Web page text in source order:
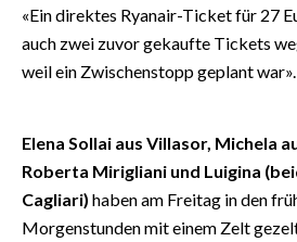
PUBBLICITÀ
«Ein direktes Ryanair-Ticket für 27
auch zwei zuvor gekaufte Tickets
weil ein Zwischenstopp geplant war».
Elena Sollai aus Villasor, Michela
Roberta Mirigliani und Luigina
Cagliari) haben am Freitag in den
Morgenstunden mit einem Zelt